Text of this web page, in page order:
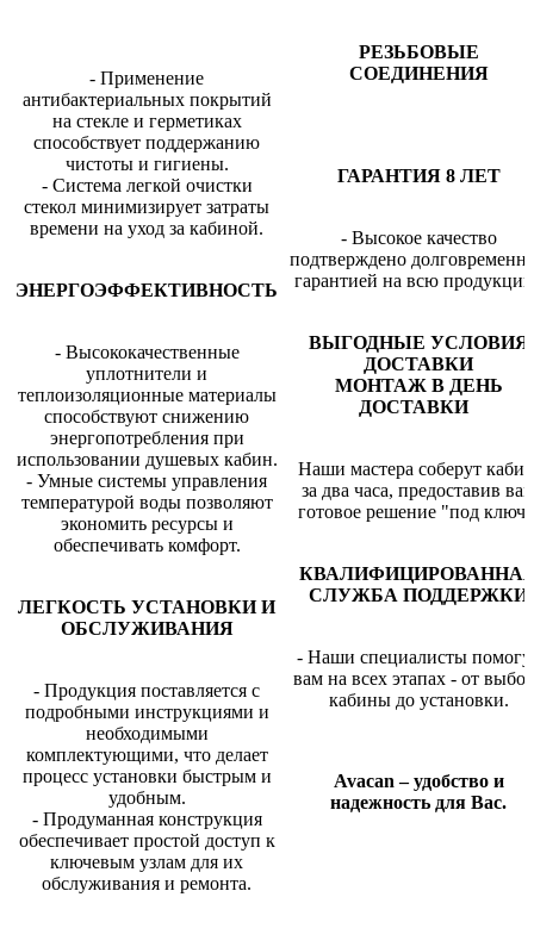
- Применение
антибактериальных покрытий
на стекле и герметиках
способствует поддержанию
чистоты и гигиены.
- Система легкой очистки
стекол минимизирует затраты
времени на уход за кабиной.
ЭНЕРГОЭФФЕКТИВНОСТЬ
- Высококачественные
уплотнители и
теплоизоляционные материалы
способствуют снижению
энергопотребления при
использовании душевых кабин.
- Умные системы управления
температурой воды позволяют
экономить ресурсы и
обеспечивать комфорт.
ЛЕГКОСТЬ УСТАНОВКИ И
ОБСЛУЖИВАНИЯ
- Продукция поставляется с
подробными инструкциями и
необходимыми
комплектующими, что делает
процесс установки быстрым и
удобным.
- Продуманная конструкция
обеспечивает простой доступ к
ключевым узлам для их
обслуживания и ремонта.
РЕЗЬБОВЫЕ
СОЕДИНЕНИЯ
ГАРАНТИЯ 8 ЛЕТ
- Высокое качество
подтверждено
гарантией на всю
ВЫГОДНЫЕ УСЛОВИЯ
ДОСТАВКИ
МОНТАЖ В ДЕНЬ
ДОСТАВКИ
Наши мастера соберут
за два часа, предоставив вам
готовое решение "под
СЛУЖБА ПОДДЕРЖКИ
- Наши специалисты
вам на всех этапах - от
кабины до установки.
Avacan – удобство и
надежность для Вас.